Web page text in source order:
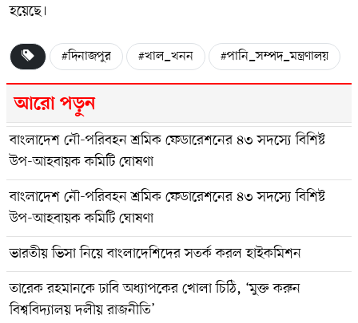
হয়েছে।
#দিনাজপুর #খাল_খনন #পানি_সম্পদ_মন্ত্রণালয়
আরো পড়ুন
বাংলাদেশ নৌ-পরিবহন শ্রমিক ফেডারেশনের ৪৩ সদস্যে বিশিষ্ট
উপ-আহবায়ক কমিটি ঘোষণা
বাংলাদেশ নৌ-পরিবহন শ্রমিক ফেডারেশনের ৪৩ সদস্যে বিশিষ্ট
উপ-আহবায়ক কমিটি ঘোষণা
ভারতীয় ভিসা নিয়ে বাংলাদেশিদের সতর্ক করল হাইকমিশন
তারেক রহমানকে ঢাবি অধ্যাপকের খোলা চিঠি, ‘মুক্ত করুন
বিশ্ববিদ্যালয় দলীয় রাজনীতি’